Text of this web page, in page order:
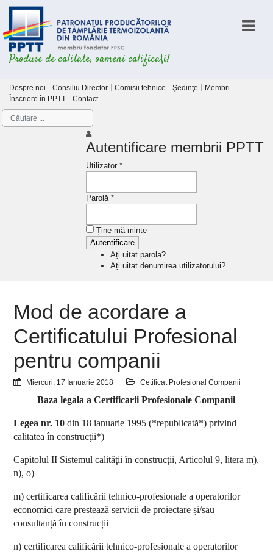
Produse de calitate, oameni calificați!
Despre noi Consiliu Director Comisii tehnice Şedinţe
Membri
Înscriere în PPTT
Contact
Autentificare membrii PPTT
Utilizator *
Parolă *
Ține-mă minte
Ați uitat parola?
Ați uitat denumirea utilizatorului?
Mod de acordare a
Certificatului Profesional
pentru companii
Miercuri, 17 Ianuarie 2018 Cetificat Profesional Companii
Baza legala a Certificarii Profesionale Companii
Legea nr. 10din 18 ianuarie 1995 (*republicată*) privind
calitatea în construcţii*)
Capitolul II Sistemul calităţii în construcţii, Articolul 9, litera m),
n), o)
m) certificarea calificării tehnico-profesionale a operatorilor
economici care prestează servicii de proiectare și/sau
consultanță în construcții
n) certificarea calificării tehnico-profesionale a operatorilor